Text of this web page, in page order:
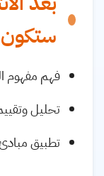
ستكون
فهم مفهوم
تحليل
تطبيق